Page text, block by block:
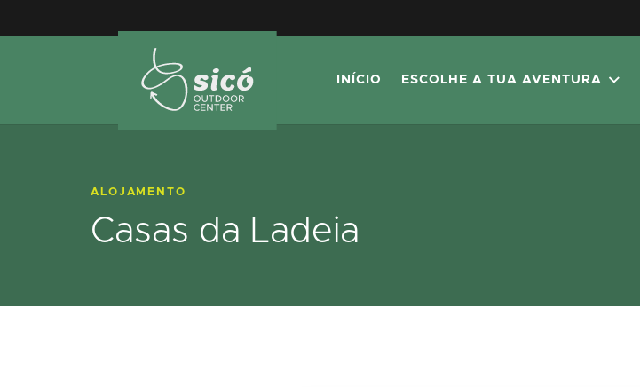
INÍCIO ESCOLHE A TUA AVENTURA
ALOJAMENTO
Casas da Ladeia